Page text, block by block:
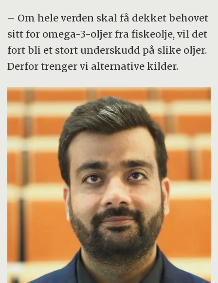
– Om hele verden skal få dekket behovet
sitt for omega-3-oljer fra fiskeolje, vil det
fort bli et stort underskudd på slike oljer.
Derfor trenger vi alternative kilder.